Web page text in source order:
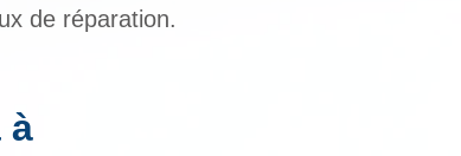
de réparation.
à